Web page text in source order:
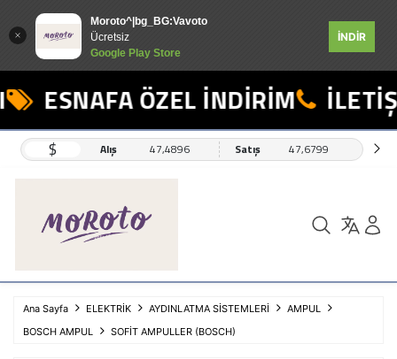
Moroto^|bg_BG:Vavoto
Ücretsiz
Google Play Store
İNDİR
ESNAFA ÖZEL İNDİRİM
$ Alış 47,4896 Satış 47,6799
Ana Sayfa ELEKTRİK AYDINLATMA SİSTEMLERİ
AMPUL
BOSCH AMPUL
SOFİT AMPULLER (BOSCH)